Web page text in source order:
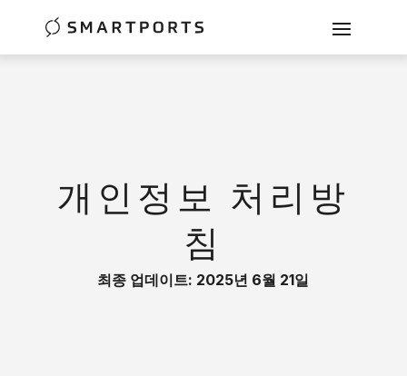
개인정보 처리방
침
최종 업데이트: 2025년 6월 21일